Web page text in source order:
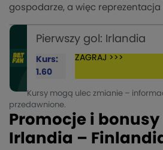
gospodarze, a więc reprezentacja
Pierwszy gol: Irlandia
Kurs:
1.60
ZAGRAJ >>>
Kursy mogą ulec zmianie –
przedawnione.
Promocje i
Irlandia –